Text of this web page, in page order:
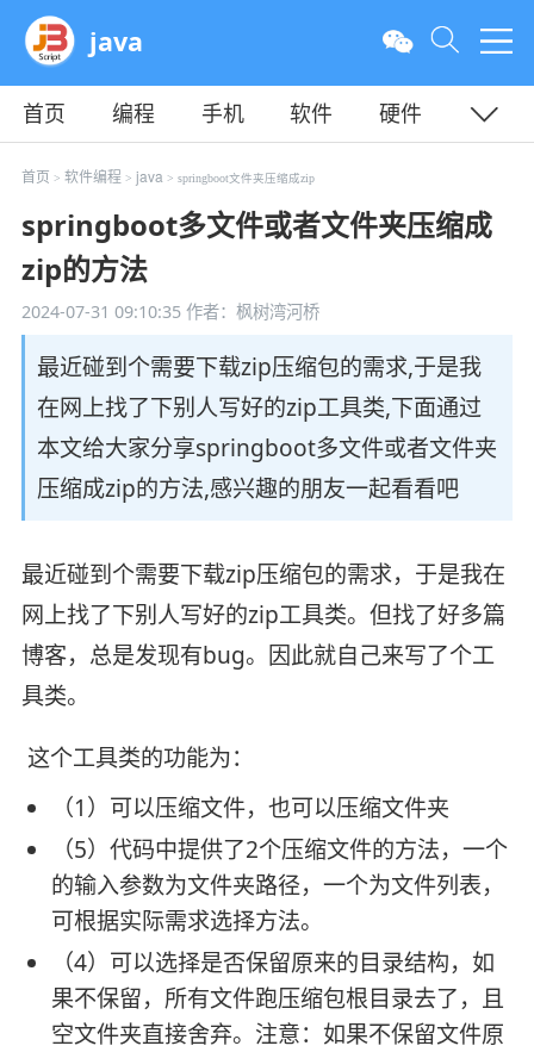
java
首页 编程 手机 软件
硬件
教程
平面 服务器
首页 > 软件编程 > java> springboot文件夹压缩成zip
springboot多文件或者文件夹压缩成
zip的方法
2024-07-31 09:10:35作者：枫树湾河桥
最近碰到个需要下载zip压缩包的需求,于是我
在网上找了下别人写好的zip工具类,下面通过
本文给大家分享springboot多文件或者文件夹
压缩成zip的方法,感兴趣的朋友一起看看吧
最近碰到个需要下载zip压缩包的需求，于是我在
网上找了下别人写好的zip工具类。但找了好多篇
博客，总是发现有bug。因此就自己来写了个工
具类。
这个工具类的功能为：
（1）可以压缩文件，也可以压缩文件夹
（5）代码中提供了2个压缩文件的方法，一个
的输入参数为文件夹路径，一个为文件列表，
可根据实际需求选择方法。
（4）可以选择是否保留原来的目录结构，如
果不保留，所有文件跑压缩包根目录去了，且
空文件夹直接舍弃。注意：如果不保留文件原